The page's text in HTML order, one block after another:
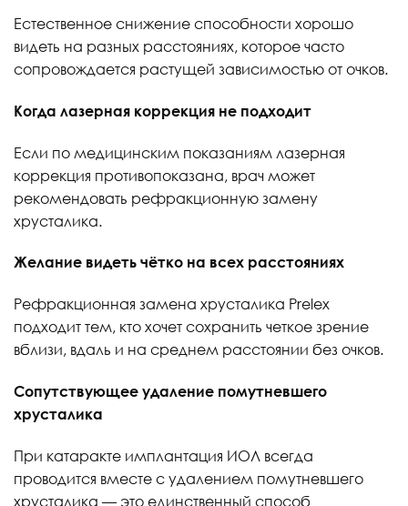
Естественное снижение способности хорошо
видеть на разных расстояниях, которое часто
сопровождается растущей зависимостью от очков.
Когда лазерная коррекция не подходит
Если по медицинским показаниям лазерная
коррекция противопоказана, врач может
рекомендовать рефракционную замену
хрусталика.
Желание видеть чётко на всех расстояниях
Рефракционная замена хрусталика Prelex
подходит тем, кто хочет сохранить четкое зрение
вблизи, вдаль и на среднем расстоянии без очков.
Сопутствующее удаление помутневшего
хрусталика
При катаракте имплантация ИОЛ всегда
проводится вместе с удалением помутневшего
хрусталика — это единственный способ